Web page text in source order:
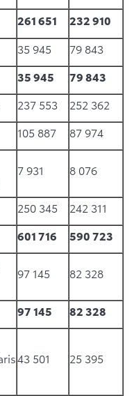
261 651 232 910
35 945
79 843
35 945 79 843
237 553
252 362
105 887
87 974
7 931 8 076
250 345
242 311
601 716
590 723
97 145 82 328
97 145
82 328
43 501 25 395